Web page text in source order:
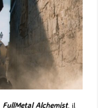
FullMetal Alchemist, il